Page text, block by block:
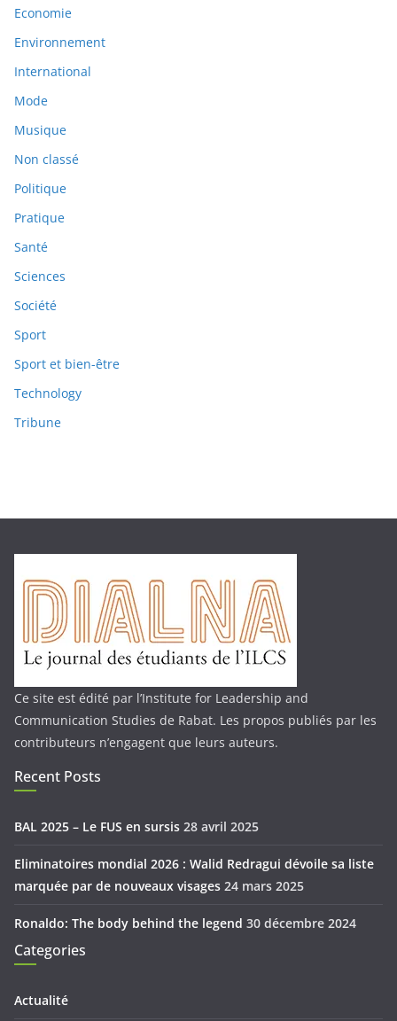
Economie
Environnement
International
Mode
Musique
Non classé
Politique
Pratique
Santé
Sciences
Société
Sport
Sport et bien-être
Technology
Tribune
Ce site est édité par l’Institute for Leadership and
Communication Studies de Rabat. Les propos publiés par les
contributeurs n’engagent que leurs auteurs.
Recent Posts
BAL 2025 – Le FUS en sursis 28 avril 2025
Eliminatoires mondial 2026 : Walid Redragui dévoile sa liste
marquée par de nouveaux visages 24 mars 2025
Ronaldo: The body behind the legend 30 décembre 2024
Categories
Actualité